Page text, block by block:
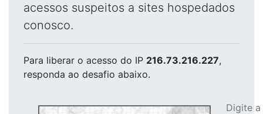
acessos suspeitos a sites hospedados
conosco.
Para liberar o acesso do IP 216.73.216.227,
responda ao desafio abaixo.
Digite